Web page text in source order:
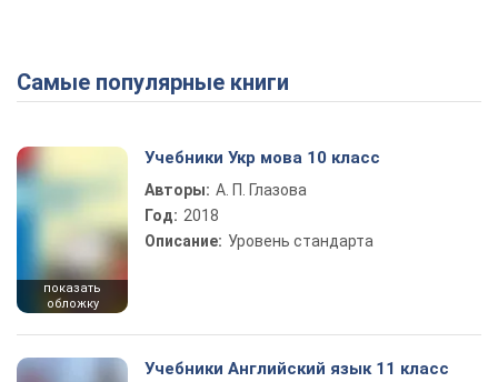
Самые популярные книги
показать
обложку
Учебники Укр мова 10 класс
Авторы: А. П. Глазова
Год: 2018
Описание: Уровень стандарта
Учебники Английский язык 11 класс